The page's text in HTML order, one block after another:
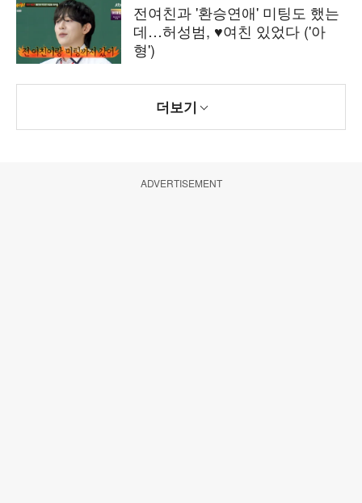
전여친과 '환승연애' 미팅도 했는
데…허성범, ♥여친 있었다 ('아
형')
더보기
ADVERTISEMENT